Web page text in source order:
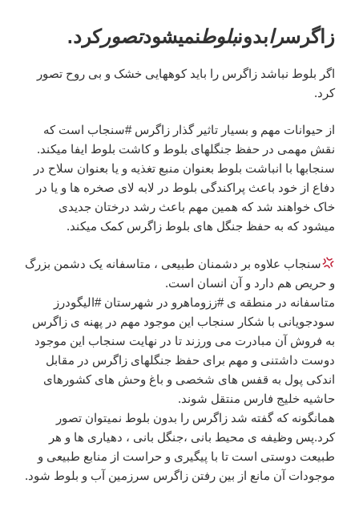
زاگرسرابدونبلوطنمیشودتصورکرد.
اگر بلوط نباشد زاگرس را باید کوههایی خشک و بی روح تصور
کرد.
از حیوانات مهم و بسیار تاثیر گذار زاگرس #سنجاب است که
نقش مهمی در حفظ جنگلهای بلوط و کاشت بلوط ایفا میکند.
سنجابها با انباشت بلوط بعنوان منبع تغذیه و یا بعنوان سلاح در
دفاع از خود باعث پراکندگی بلوط در لابه لای صخره ها و یا در
خاک خواهند شد که همین مهم باعث رشد درختان جدیدی
میشود که به حفظ جنگل های بلوط زاگرس کمک میکند.
سنجاب علاوه بر دشمنان طبیعی ، متاسفانه یک دشمن بزرگ
و حریص هم دارد و آن انسان است.
متاسفانه در منطقه ی #ززوماهرو در شهرستان #الیگودرز
سودجویانی با شکار سنجاب این موجود مهم در پهنه ی زاگرس
به فروش آن مبادرت می ورزند تا در نهایت سنجاب این موجود
دوست داشتنی و مهم برای حفظ جنگلهای زاگرس در مقابل
اندکی پول به قفس های شخصی و باغ وحش های کشورهای
حاشیه خلیج فارس منتقل شوند.
همانگونه که گفته شد زاگرس را بدون بلوط نمیتوان تصور
کرد.پس وظیفه ی محیط بانی ،جنگل بانی ، دهیاری ها و هر
طبیعت دوستی است تا با پیگیری و حراست از منابع طبیعی و
موجودات آن مانع از بین رفتن زاگرس سرزمین آب و بلوط شود.